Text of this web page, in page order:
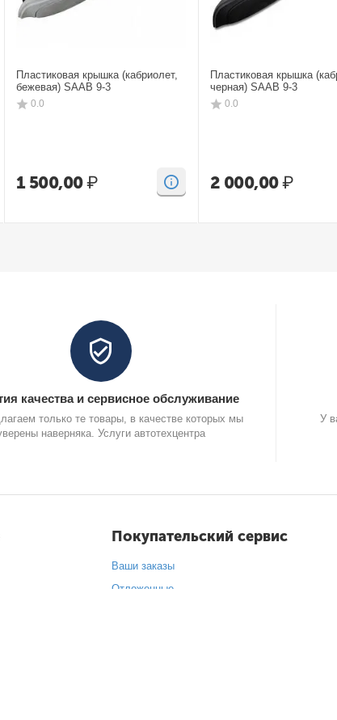
Пластиковая крышка (кабриолет,
бежевая) SAAB 9-3
0.0
1 500,00₽
Пластиковая крышка
черная) SAAB 9-3
0.0
2 000,00₽
качества и сервисное обслуживание
только те товары, в качестве которых мы
наверняка. Услуги автотехцентра
У
Покупательский сервис
Ваши заказы
Отложенные